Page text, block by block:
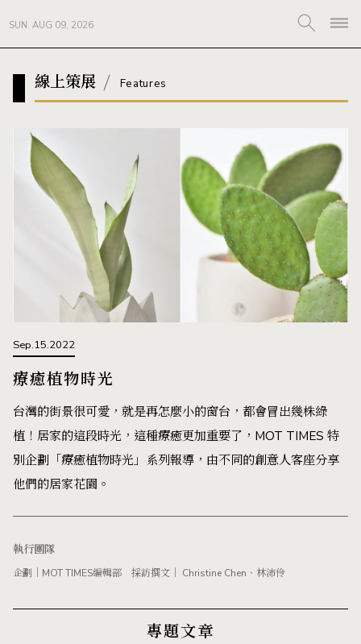
SUN. AUG 09, 2026
線上策展 Features
Sep.15.2022
療癒植物時光
台灣的街景很可愛，就是再怎麼小的窗台，都會冒出幾株綠
植！居家的這段時光，這種療癒更加重要了，MOT TIMES 特
別企劃「療癒植物時光」系列報導，由不同的創意人客座分享
他們的居家花園。
執行團隊
企劃｜MOT TIMES編輯部 採訪撰文｜ Christine Chen、林沛伶
專題文章